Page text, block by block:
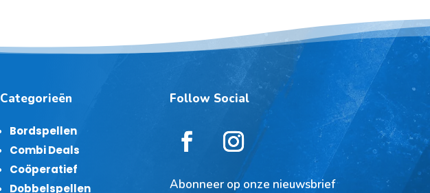
Categorieën
Bordspellen
Combi Deals
Coöperatief
Dobbelspellen
Follow Social
Abonneer op onze nieuwsbrief